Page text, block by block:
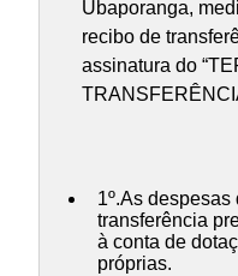
Ubaporanga,
recibo de
assinatura do
1º.As despesas
transferência
à conta de
próprias.